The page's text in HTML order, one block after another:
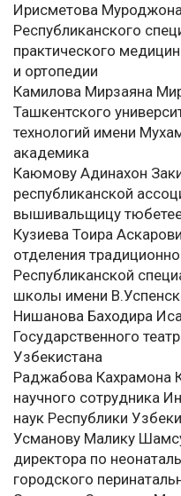
Ирисметова
Республиканского
практического
и ортопедии
Камилова Мирзаяна
Ташкентского
технологий имени
академика
Каюмову Адинахон
республиканской
вышивальщицу
Кузиева Тоира
отделения
Республиканской
школы имени
Нишанова Баходира
Государственного
Узбекистана
Раджабова Кахрамона
научного сотрудника
наук Республики
Усманову Малику
директора по
городского